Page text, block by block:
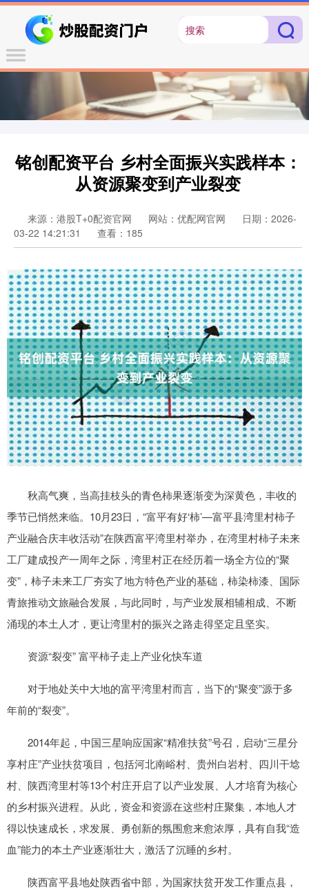
铭创配资平台 乡村全面振兴实践样本：
从资源聚变到产业裂变
来源：港股T+0配资官网 网站：优配网官网
日期：2026-
03-22 14:21:31
查看：185
秋高气爽，当高挂枝头的青色柿果逐渐变为深黄色，丰收的
季节已悄然来临。10月23日，“富平有好‘柿’—富平县湾里村柿子
产业融合庆丰收活动”在陕西富平湾里村举办，在湾里村柿子未来
工厂建成投产一周年之际，湾里村正在经历着一场全方位的“聚
变”，柿子未来工厂夯实了地方特色产业的基础，柿染柿漆、国际
青旅推动文旅融合发展，与此同时，与产业发展相辅相成、不断
涌现的本土人才，更让湾里村的振兴之路走得坚定且坚实。
资源“裂变” 富平柿子走上产业化快车道
对于地处关中大地的富平湾里村而言，当下的“聚变”源于多
年前的“裂变”。
2014年起，中国三星响应国家“精准扶贫”号召，启动“三星分
享村庄”产业扶贫项目，包括河北南峪村、贵州白岩村、四川干埝
村、陕西湾里村等13个村庄开启了以产业发展、人才培育为核心
的乡村振兴进程。从此，资金和资源在这些村庄聚集，本地人才
得以快速成长，求发展、勇创新的氛围愈来愈浓厚，具有自我“造
血”能力的本土产业逐渐壮大，激活了沉睡的乡村。
陕西富平县地处陕西省中部，为国家扶贫开发工作重点县，